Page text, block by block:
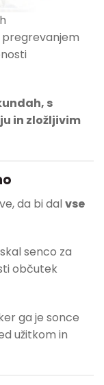
pregrevanjem
s
in zložljivim
da bi dalvse
senco za
občutek
ga je sonce
užitkom in